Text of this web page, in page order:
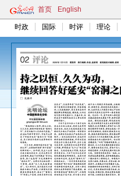
首页 English
时政 国际 时评 理论